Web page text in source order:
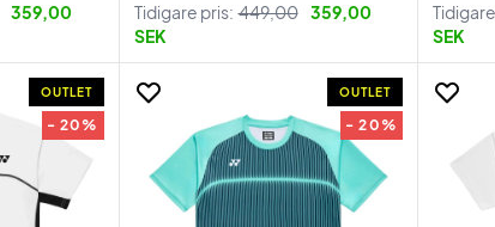
359,00
Tidigare pris: 449,00 359,00
SEK
SEK
OUTLET
- 20%
OUTLET
- 20%